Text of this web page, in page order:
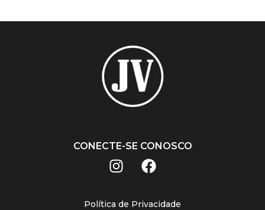
CONECTE-SE CONOSCO
Política de Privacidade